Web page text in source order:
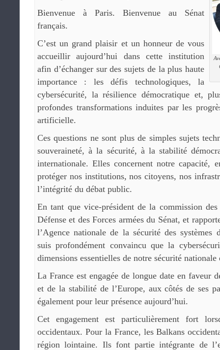
Bienvenue à Paris. Bienvenue au Sénat
français.
C’est un grand plaisir et un honneur de vous
accueillir aujourd’hui dans cette institution
afin d’échanger sur des sujets de la plus haute
importance : les défis technologiques, la
cybersécurité, la résilience démocratique et,
profondes transformations induites par les
artificielle.
Ces questions ne sont plus de simples sujets
souveraineté, à la sécurité, à la stabilité
internationale. Elles concernent notre capacité,
protéger nos institutions, nos citoyens, nos
l’intégrité du débat public.
En tant que vice-président de la commission
Défense et des Forces armées du Sénat, et
l’Agence nationale de la sécurité des systèmes
suis profondément convaincu que la
dimensions essentielles de notre sécurité
La France est engagée de longue date en faveur
et de la stabilité de l’Europe, aux côtés de ses
également pour leur présence aujourd’hui.
Cet engagement est particulièrement fort
occidentaux. Pour la France, les Balkans
région lointaine. Ils font partie intégrante de